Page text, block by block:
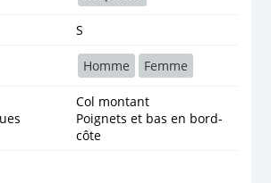
S
Homme Femme
Col montant
Poignets et bas en bord-
côte